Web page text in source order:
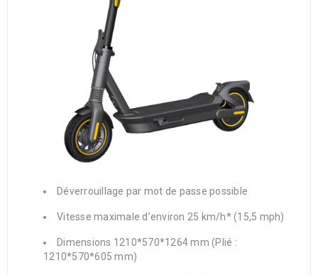
Déverrouillage par mot de passe possible
Vitesse maximale d’environ 25 km/h* (15,5 mph)
Dimensions 1210*570*1264 mm (Plié :
1210*570*605 mm)